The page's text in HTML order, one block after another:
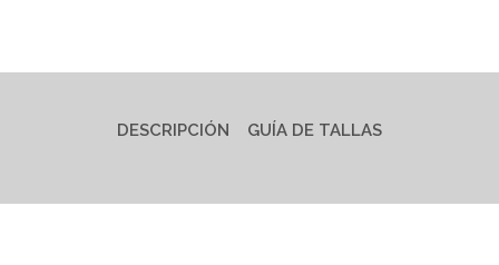
DESCRIPCIÓN GUÍA DE TALLAS